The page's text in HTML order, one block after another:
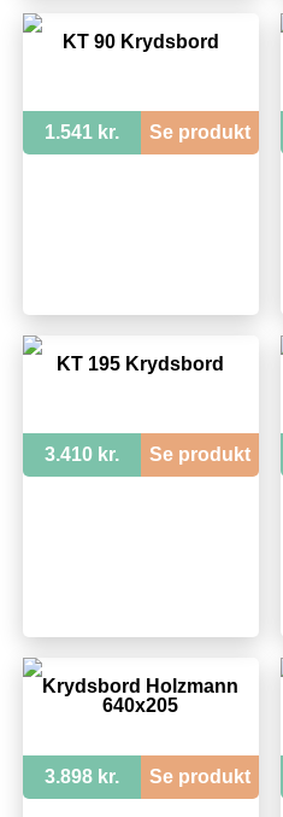
KT 90 Krydsbord
1.541 kr. Se produkt
KT 195 Krydsbord
3.410 kr. Se produkt
Krydsbord Holzmann
640x205
3.898 kr. Se produkt